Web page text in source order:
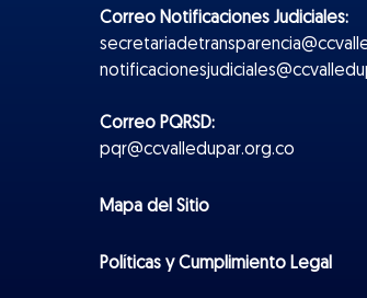
Correo Notificaciones Judiciales:
Correo PQRSD:
pqr@ccvalledupar.org.co
Mapa del Sitio
Políticas y Cumplimiento Legal